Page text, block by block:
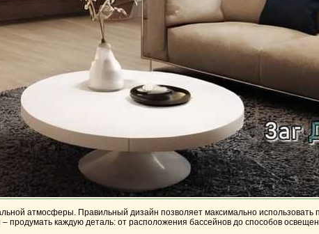
атмосферы. Правильный дизайн позволяет максимально
продумать каждую деталь: от расположения бассейнов до способов